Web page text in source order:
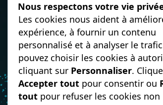
Standard téléphonique IA, SVI et
orchestration des flux.
Ce n’est pas la relation qui
fluidité.
Nous respectons votre vie
Les cookies nous aident à
expérience, à fournir un contenu
personnalisé et à analyser le
pouvez choisir les cookies à
cliquant sur Personnaliser.
Accepter tout pour consentir ou
tout pour refuser les cookies non